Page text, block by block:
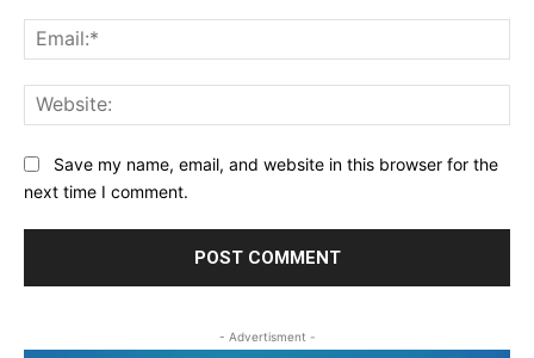
Save my name, email, and website in this browser for the
next time I comment.
- Advertisment -